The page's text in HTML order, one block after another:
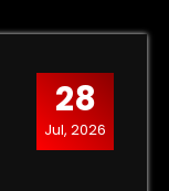
28
Jul, 2026